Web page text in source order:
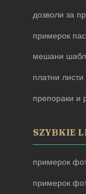
дозволи за
примерок
мешани
платни листи
препораки и
SZYBKIE
примерок
примерок